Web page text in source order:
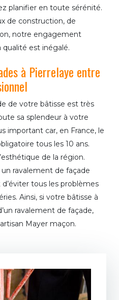
planifier en toute sérénité.
de construction, de
notre engagement
qualité est inégalé.
à Pierrelaye entre
de votre bâtisse est très
sa splendeur à votre
important car, en France, le
tous les 10 ans.
de la région.
ravalement de façade
tous les problèmes
Ainsi, si votre bâtisse à
ravalement de façade,
Mayer maçon.